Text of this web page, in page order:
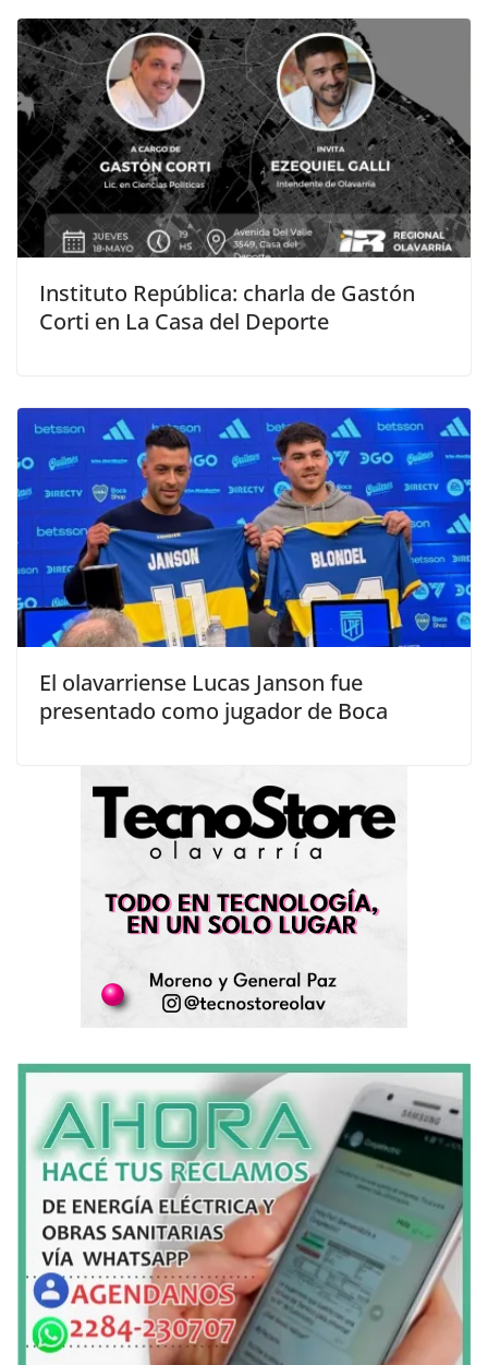
Instituto República: charla de Gastón
Corti en La Casa del Deporte
El olavarriense Lucas Janson fue
presentado como jugador de Boca